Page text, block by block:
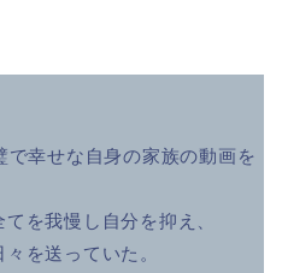
幸せな自身の家族の動画を
を我慢し自分を抑え、
を送っていた。